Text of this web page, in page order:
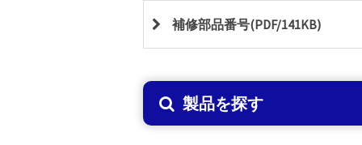
補修部品番号(PDF/141KB)
製品を探す